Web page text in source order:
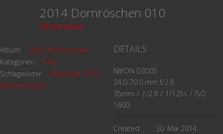
2014 Dornröschen 010
SM-WPAdmin
Album:
2014_dornröschen
Kategorien:
Tanz
Schlagwörter:
#Spielzeit 2014
#Dornröschen
DETAILS
NIKON D300S
24.0-70.0 mm f/2.8
35mm / ƒ/2.8 / 1/125s / ISO
1600
Created 30. Mai 2014